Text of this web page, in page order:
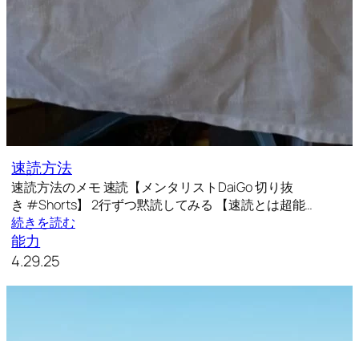
速読方法
速読方法のメモ 速読【メンタリストDaiGo 切り抜
き #Shorts】 2行ずつ黙読してみる 【速読とは超能…
続きを読む
能力
4.29.25